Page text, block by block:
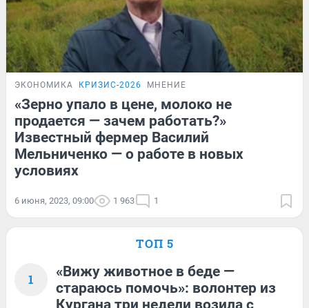
ЭКОНОМИКА КРИЗИС-2026 МНЕНИЕ
«Зерно упало в цене, молоко не
продается — зачем работать?»
Известный фермер Василий
Мельниченко — о работе в новых
условиях
6 июня, 2023, 09:00 1 963 1
ТОП 5
1
«Вижу животное в беде —
стараюсь помочь»: волонтер из
Кургана три недели возила с